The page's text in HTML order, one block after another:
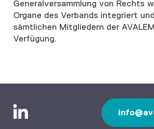
Generalversammlung von Rechts
Organe des Verbands integriert
sämtlichen Mitgliedern der
Verfügung.